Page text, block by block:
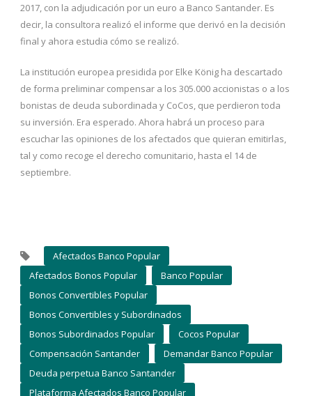
2017, con la adjudicación por un euro a Banco Santander. Es
decir, la consultora realizó el informe que derivó en la decisión
final y ahora estudia cómo se realizó.
La institución europea presidida por Elke König ha descartado
de forma preliminar compensar a los 305.000 accionistas o a los
bonistas de deuda subordinada y CoCos, que perdieron toda
su inversión. Era esperado. Ahora habrá un proceso para
escuchar las opiniones de los afectados que quieran emitirlas,
tal y como recoge el derecho comunitario, hasta el 14 de
septiembre.
Afectados Banco Popular
Afectados Bonos Popular
Banco Popular
Bonos Convertibles Popular
Bonos Convertibles y Subordinados
Bonos Subordinados Popular
Cocos Popular
Compensación Santander
Demandar Banco Popular
Deuda perpetua Banco Santander
Plataforma Afectados Banco Popular